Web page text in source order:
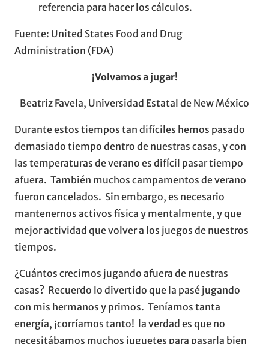
referencia para hacer los cálculos.
Fuente: United States Food and Drug
Administration (FDA)
¡Volvamos a jugar!
Beatriz Favela, Universidad Estatal de New México
Durante estos tiempos tan difíciles hemos pasado
demasiado tiempo dentro de nuestras casas, y con
las temperaturas de verano es difícil pasar tiempo
afuera. También muchos campamentos de verano
fueron cancelados. Sin embargo, es necesario
mantenernos activos física y mentalmente, y que
mejor actividad que volver a los juegos de nuestros
tiempos.
¿Cuántos crecimos jugando afuera de nuestras
casas? Recuerdo lo divertido que la pasé jugando
con mis hermanos y primos. Teníamos tanta
energía, ¡corríamos tanto! la verdad es que no
necesitábamos muchos juguetes para pasarla bien